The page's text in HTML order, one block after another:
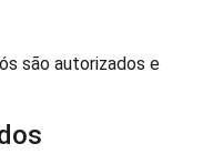
são autorizados e